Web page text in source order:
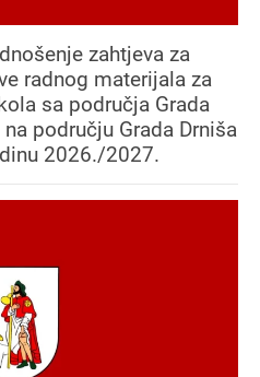
zahtjeva za
radnog materijala za
sa područja Grada
području Grada Drniša
2026./2027.